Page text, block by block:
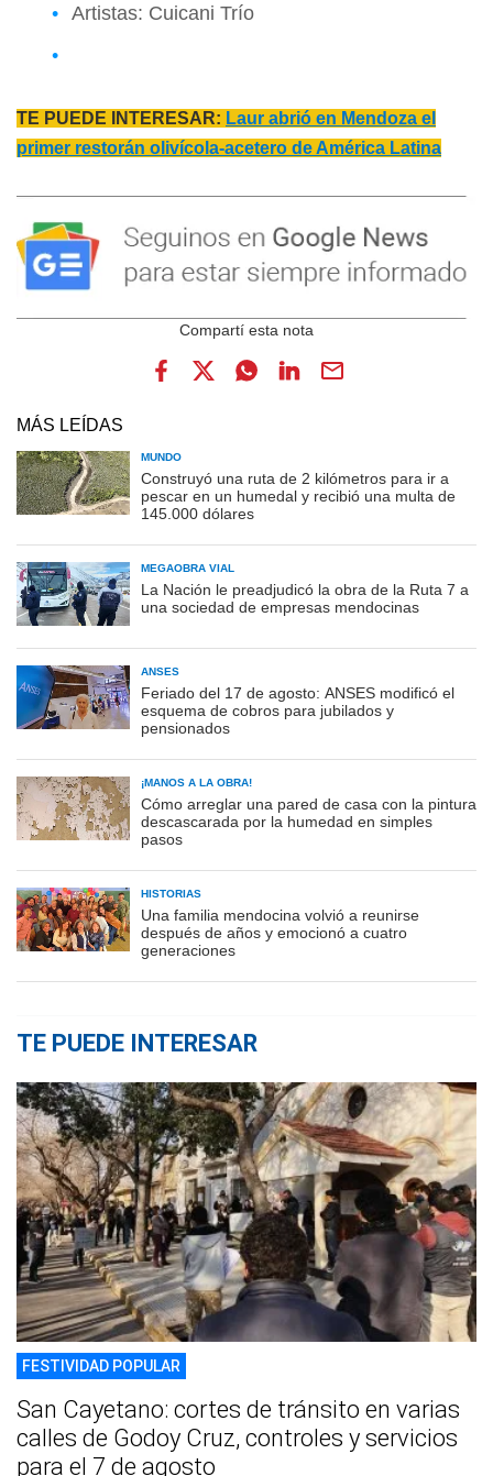
Artistas: Cuicani Trío
TE PUEDE INTERESAR: Laur abrió en Mendoza el
primer restorán olivícola-acetero de América Latina
MÁS LEÍDAS
MUNDO
Construyó una ruta de 2 kilómetros para ir a
pescar en un humedal y recibió una multa de
145.000 dólares
MEGAOBRA VIAL
La Nación le preadjudicó la obra de la Ruta 7 a
una sociedad de empresas mendocinas
ANSES
Feriado del 17 de agosto: ANSES modificó el
esquema de cobros para jubilados y
pensionados
¡MANOS A LA OBRA!
Cómo arreglar una pared de casa con la pintura
descascarada por la humedad en simples
pasos
HISTORIAS
Una familia mendocina volvió a reunirse
después de años y emocionó a cuatro
generaciones
TE PUEDE INTERESAR
FESTIVIDAD POPULAR
San Cayetano: cortes de tránsito en varias
calles de Godoy Cruz, controles y servicios
para el 7 de agosto